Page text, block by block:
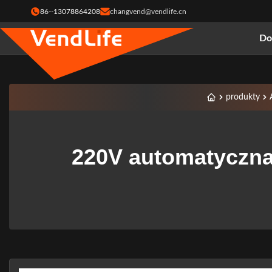
86--13078864208 changvend@vendlife.cn
produkty
220V